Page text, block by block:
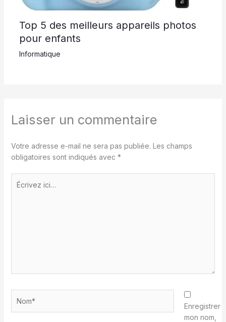
Top 5 des meilleurs appareils photos
pour enfants
Informatique
Laisser un commentaire
Votre adresse e-mail ne sera pas publiée. Les champs
obligatoires sont indiqués avec *
ici…
Enregistrer
mon nom,